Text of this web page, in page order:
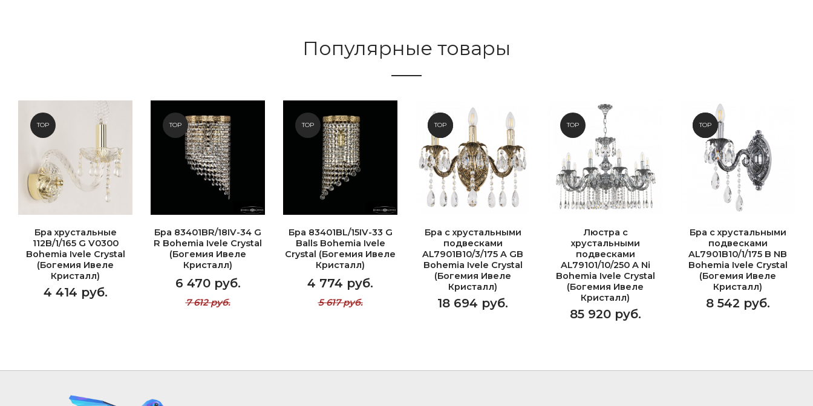
Популярные товары
TOP
Бра хрустальные
112B/1/165 G V0300
Bohemia Ivele Crystal
(Богемия Ивеле
Кристалл)
4 414 руб.
TOP
Бра 83401BR/18IV-34 G
R Bohemia Ivele Crystal
(Богемия Ивеле
Кристалл)
6 470 руб.
7 612 руб.
TOP
Бра 83401BL/15IV-33 G
Balls Bohemia Ivele
Crystal (Богемия Ивеле
Кристалл)
4 774 руб.
5 617 руб.
NEW
TOP
Бра с хрустальными
подвесками
AL7901B10/3/175 A GB
Bohemia Ivele Crystal
(Богемия Ивеле
Кристалл)
18 694 руб.
TOP
Люстра с
хрустальными
подвесками
AL79101/10/250 A Ni
Bohemia Ivele Crystal
(Богемия Ивеле
Кристалл)
85 920 руб.
NEW
TOP
Бра с хрустальными
подвесками
AL7901B10/1/175 B NB
Bohemia Ivele Crystal
(Богемия Ивеле
Кристалл)
8 542 руб.